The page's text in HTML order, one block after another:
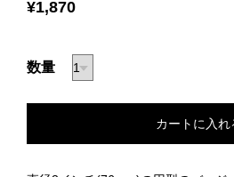
¥1,870
数量